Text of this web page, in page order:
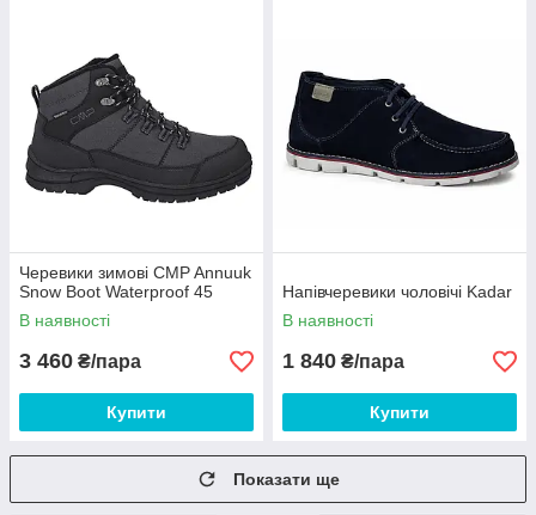
Черевики зимові CMP Annuuk
Snow Boot Waterproof 45
В наявності
3 460 ₴/пара
Купити
Напівчеревики чоловічі Kadar
В наявності
1 840 ₴/пара
Купити
Показати ще